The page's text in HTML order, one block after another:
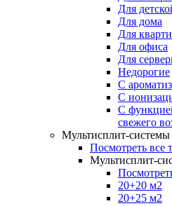
Для
Для дома
Для
Для офиса
Для
Недорогие
С
С
С
свежего
Мультисплит-системы
Посмотреть все
Мультисплит-
20+20 м2
20+25 м2